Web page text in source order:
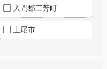
入間郡三芳町
上尾市